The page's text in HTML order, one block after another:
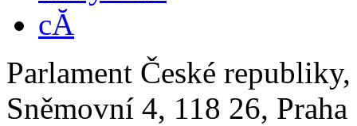
Parlament České
Sněmovní 4, 118 26,